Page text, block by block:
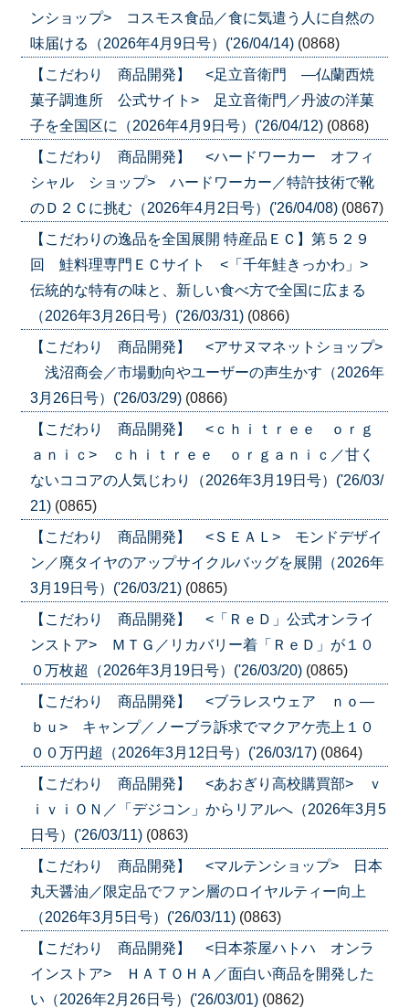
ンショップ> コスモス食品／食に気遣う人に自然の
味届ける（2026年4月9日号）('26/04/14) (0868)
【こだわり 商品開発】 <足立音衛門 ―仏蘭西焼
菓子調進所 公式サイト> 足立音衛門／丹波の洋菓
子を全国区に（2026年4月9日号）('26/04/12) (0868)
【こだわり 商品開発】 <ハードワーカー オフィ
シャル ショップ> ハードワーカー／特許技術で靴
のＤ２Ｃに挑む（2026年4月2日号）('26/04/08) (0867)
【こだわりの逸品を全国展開 特産品ＥＣ】第５２９
回 鮭料理専門ＥＣサイト <「千年鮭きっかわ」>
伝統的な特有の味と、新しい食べ方で全国に広まる
（2026年3月26日号）('26/03/31) (0866)
【こだわり 商品開発】 <アサヌマネットショップ>
浅沼商会／市場動向やユーザーの声生かす（2026年
3月26日号）('26/03/29) (0866)
【こだわり 商品開発】 <ｃｈｉｔｒｅｅ ｏｒｇ
ａｎｉｃ> ｃｈｉｔｒｅｅ ｏｒｇａｎｉｃ／甘く
ないココアの人気じわり（2026年3月19日号）('26/03/
21) (0865)
【こだわり 商品開発】 <ＳＥＡＬ> モンドデザイ
ン／廃タイヤのアップサイクルバッグを展開（2026年
3月19日号）('26/03/21) (0865)
【こだわり 商品開発】 <「ＲｅＤ」公式オンライ
ンストア> ＭＴＧ／リカバリー着「ＲｅＤ」が１０
０万枚超（2026年3月19日号）('26/03/20) (0865)
【こだわり 商品開発】 <ブラレスウェア ｎｏ―
ｂｕ> キャンプ／ノーブラ訴求でマクアケ売上１０
００万円超（2026年3月12日号）('26/03/17) (0864)
【こだわり 商品開発】 <あおぎり高校購買部> ｖ
ｉｖｉＯＮ／「デジコン」からリアルへ（2026年3月5
日号）('26/03/11) (0863)
【こだわり 商品開発】 <マルテンショップ> 日本
丸天醤油／限定品でファン層のロイヤルティー向上
（2026年3月5日号）('26/03/11) (0863)
【こだわり 商品開発】 <日本茶屋ハトハ オンラ
インストア> ＨＡＴＯＨＡ／面白い商品を開発した
い（2026年2月26日号）('26/03/01) (0862)